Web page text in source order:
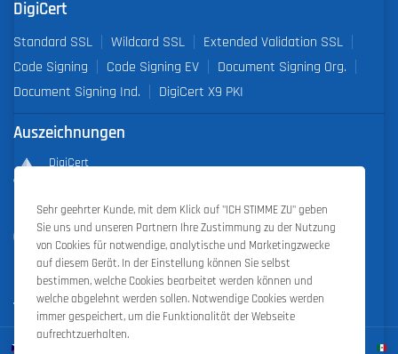
DigiCert
Standard SSL Wildcard SSL
Extended Validation SSL
Code Signing
Code Signing EV
Document Signing Org.
Document Signing Ind.
DigiCert X9 PKI
Auszeichnungen
DigiCert
Outstanding Sales Performance Award 2018, 2019, 2020, 2021,
2022
Sehr geehrter Kunde, mit dem Klick auf "ICH STIMME ZU" geben
Sie uns und unseren Partnern Ihre Zustimmung zu der Nutzung
von Cookies für notwendige, analytische und Marketingzwecke
auf diesem Gerät. In der Einstellung können Sie selbst
bestimmen, welche Cookies bearbeitet werden können und
welche abgelehnt werden sollen. Notwendige Cookies werden
immer gespeichert, um die Funktionalität der Webseite
aufrechtzuerhalten.